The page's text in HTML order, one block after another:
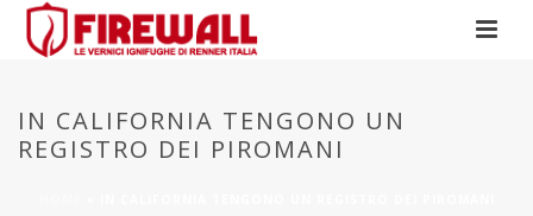
IN CALIFORNIA TENGONO UN
REGISTRO DEI PIROMANI